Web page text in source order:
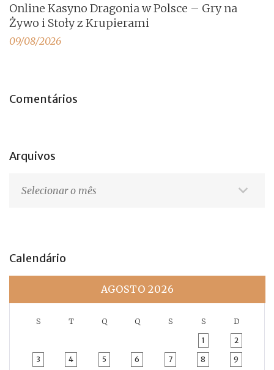
Online Kasyno Dragonia w Polsce – Gry na
Żywo i Stoły z Krupierami
09/08/2026
Comentários
Arquivos
Calendário
AGOSTO 2026
S T Q Q S S D
1 2
3 4 5 6 7 8 9